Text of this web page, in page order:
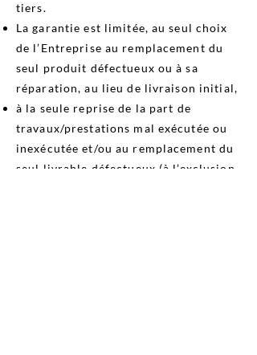
tiers.
La garantie est limitée, au seul choix
de l’Entreprise au remplacement du
seul produit défectueux ou à sa
réparation, au lieu de livraison initial,
à la seule reprise de la part de
travaux/prestations mal exécutée ou
inexécutée et/ou au remplacement du
seul livrable défectueux (à l’exclusion